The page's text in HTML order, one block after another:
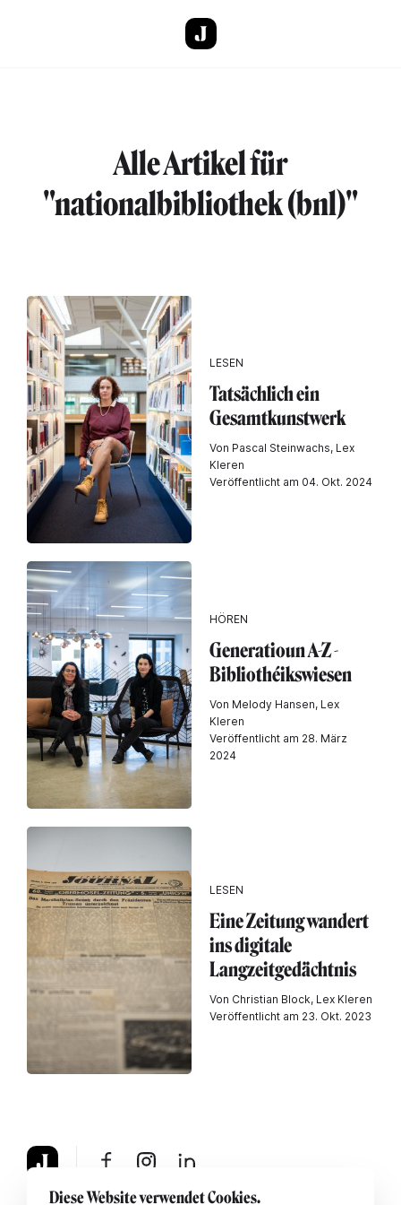
Alle Artikel für
"nationalbibliothek (bnl)"
LESEN
Tatsächlich ein
Gesamtkunstwerk
Von Pascal Steinwachs, Lex
Kleren
Veröffentlicht am 04. Okt. 2024
HÖREN
Generatioun A-Z -
Bibliothéikswiesen
Von Melody Hansen, Lex
Kleren
Veröffentlicht am 28. März
2024
LESEN
Eine Zeitung wandert
ins digitale
Langzeitgedächtnis
Von Christian Block, Lex Kleren
Veröffentlicht am 23. Okt. 2023
Diese Website verwendet Cookies.